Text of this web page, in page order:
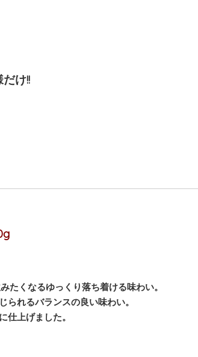
け!!
たくなるゆっくり落ち着ける味わい。
れるバランスの良い味わい。
仕上げました。